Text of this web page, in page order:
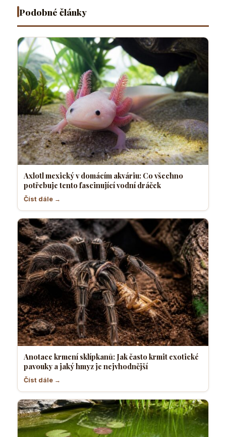
fascinující
vodní
dráček
Podobné články
Axlotl mexický v domácím akváriu: Co všechno
potřebuje tento fascinující vodní dráček
Číst dále →
Anotace krmení sklípkanů: Jak často krmit exotické
pavouky a jaký hmyz je nejvhodnější
Číst dále →